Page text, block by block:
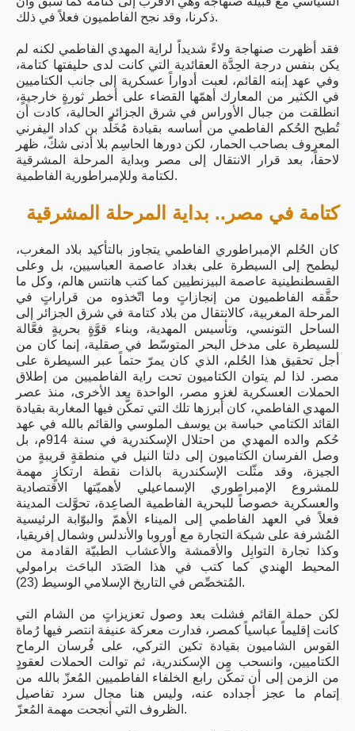
ذكرنا، وقد نجح الفاطميون فعلاً في ذلك.
فقد أظهرت صنهاجة ولاءً شديداً لراية المهدي الفاطمي لكنه لم
يكن بنفس درجة الحِدَّة العقائدية التي كانت لدى حليفتها كتامة،
وفي عهد إبنه القائم، لعبت أدواراً عسكرية إلى جانب الكتاميين
في الكثير من المعارك أهمّها القضاء على أخطر ثورةٍ خارجيةٍ،
انطلقت من جبال الأوراس في شرق الجزائر الحالية، كادت أن
تُطيح الحُكم الفاطمي من أساسه بقيادة مُخَلَّد بن كداد اليفرني
المعروف بصاحب الحمار، لكن دورها الحاسِم بلا أدنى شكّ، ظهر
لاحقاً، بعد قرار الانتقال إلى مصر وبداية المرحلة المشرقية
لكتامة وللإمبراطورية الفاطمية.
كتامة في مصر.. بداية المرحلة المشرقية
كان الحُلم الإمبراطوري الفاطمي يتجاوز بالتأكيد بلاد المغرب،
ليطمح إلى السيطرة على بغداد عاصمة العباسيين، بل وعلى
القسطنطينية عاصمة البيزنطيين كما كتب هانتس هالم، وكل ما
حقَّقه الفاطميون من إنجازاتٍ وما اتّخذوه من قراراتٍ في
المرحلة المغربية، كالانتقال من بلاد كتامة في شرق الجزائر إلى
الساحل التونسي، وتأسيس المهدية، وبناء قوَّةٍ بحريةٍ فعَّالة
للسيطرة على مدخل البحر المتوسّط في صقلية، إنما كان من
أجل تحقيق هذا الحُلم، الذي كان يمرّ حتماً عبر السيطرة على
مصر. لذا لم يتوان الكتاميون تحت راية الفاطميين من إطلاق
الحملات العسكرية لغزو مصر، الواحدة بعد الأخرى، منذ عصر
المهدي الفاطمي، كان أبرزها تلك التي تمكَّن فيها المغاربة بقيادة
القائد الكتامي حباسة بن يوسف الملوسي والقائم بالله في عهد
حُكم والده المهدي من احتلال الإسكندرية في سنة 914م، بل
وصل الفرسان الكتاميون إلى دلتا النيل في منطقةٍ قريبةٍ من
الجيزة، وقد مثّلت الإسكندرية بالذات نقطة ارتكازٍ مهمة
للمشروع الإمبراطوري الإسماعيلي لأهميّتها الاقتصادية
والعسكرية خصوصاً للبحرية الفاطمية الصاعِدة، تحوَّلت المدينة
فعلاً في العهد الفاطمي إلى الميناء الأهمّ والبوّابة الرئيسية
المُشرفة على شبكة التجارة مع أوروبا والأندلس وشمال إفريقيا،
وكذا تجارة التوابِل والأقمشة والأعشاب الطبيّة القادمة من
المحيط الهندي كما كتب في هذا الصَدَد الباحَث برامولي
المُتخصِّص في التاريخ الإسلامي الوسيط (23).
لكن حملة القائم فشلت بعد وصول تعزيزاتٍ من الشام التي
كانت إقليماً عباسياً كمصر، فدارت معركة عنيفة انتصر فيها رُماة
القوس الشاميون بقيادة تكين التركي، على فُرسان الرماح
الكتاميين، وانسحب من الإسكندرية، ثم توالت الحملات لعقودٍ
من الزمن إلى أن تمكَّن رابع الخلفاء الفاطميين المُعزّ بالله من
إتمام ما عجز أجداده عنه، وليس هنا مجال سرد تفاصيل
الظروف التي أنجحت مهمة المُعزّ.